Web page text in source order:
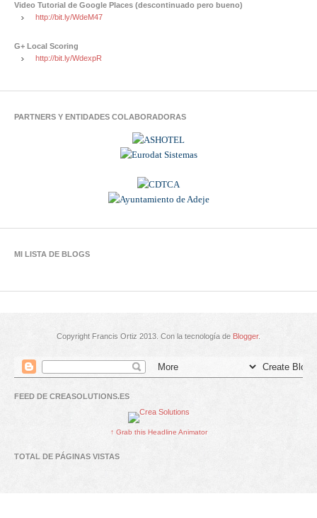
Video Tutorial de Google Places (descontinuado pero bueno)
http://bit.ly/WdeM47
G+ Local Scoring
http://bit.ly/WdexpR
PARTNERS Y ENTIDADES COLABORADORAS
MI LISTA DE BLOGS
Copyright Francis Ortiz 2013. Con la tecnología de Blogger.
FEED DE CREASOLUTIONS.ES
↑ Grab this Headline Animator
TOTAL DE PÁGINAS VISTAS